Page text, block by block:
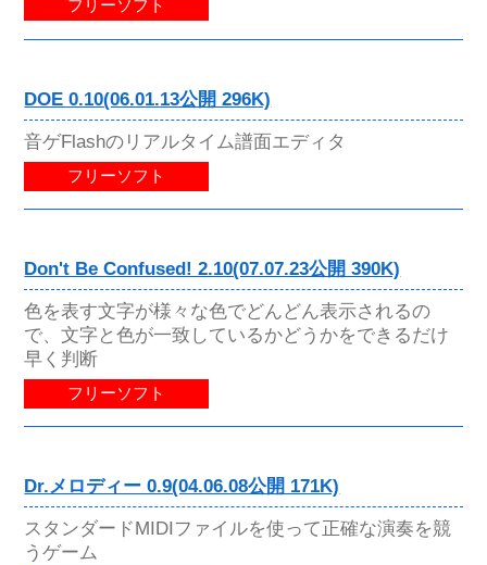
フリーソフト
DOE 0.10(06.01.13公開 296K)
音ゲFlashのリアルタイム譜面エディタ
フリーソフト
Don't Be Confused! 2.10(07.07.23公開 390K)
色を表す文字が様々な色でどんどん表示されるの
で、文字と色が一致しているかどうかをできるだけ
早く判断
フリーソフト
Dr.メロディー 0.9(04.06.08公開 171K)
スタンダードMIDIファイルを使って正確な演奏を競
うゲーム